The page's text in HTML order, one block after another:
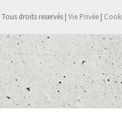
Tous droits reservés | Vie Privée |